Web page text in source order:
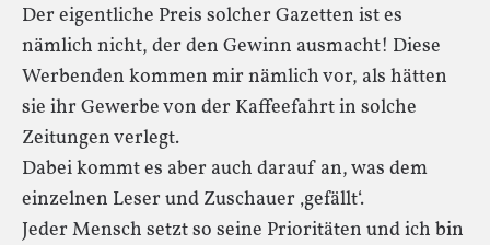
Der eigentliche Preis solcher Gazetten ist es
nämlich nicht, der den Gewinn ausmacht! Diese
Werbenden kommen mir nämlich vor, als hätten
sie ihr Gewerbe von der Kaffeefahrt in solche
Zeitungen verlegt.
Dabei kommt es aber auch darauf an, was dem
einzelnen Leser und Zuschauer ‚gefällt‘.
Jeder Mensch setzt so seine Prioritäten und ich bin